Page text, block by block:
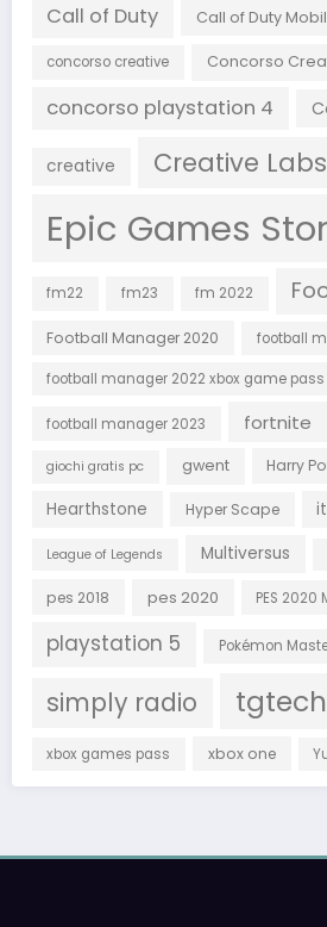
Call of Duty Call of Duty
concorso creative Concorso
concorso playstation 4
creative Creative Labs
Epic Games
fm22 fm23 fm 2022
Football Manager 2020 football
football manager 2022 xbox game pass
football manager 2023 fortnite
giochi gratis pc gwent Harry
Hearthstone Hyper Scape
League of Legends Multiversus
pes 2018 pes 2020 PES 2020
playstation 5 Pokémon
simply radio tgtech
xbox games pass xbox one